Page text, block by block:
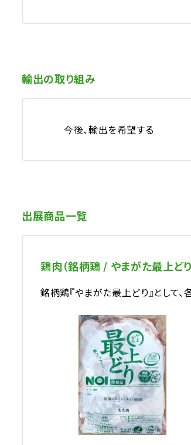
輸出の取り組み
今後、輸出を希望する
出展商品一覧
鶏肉（銘柄鶏 / やまがた最上どり
銘柄鶏『やまがた最上どり』として